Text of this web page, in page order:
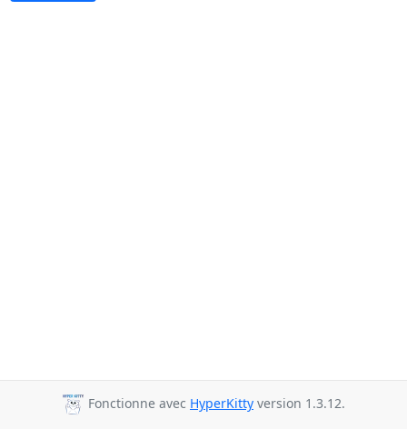
Fonctionne avec HyperKitty version 1.3.12.